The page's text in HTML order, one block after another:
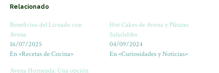
Relacionado
Beneficios del Licuado con
Avena
16/07/2025
En «Recetas de Cocina»
Hot Cakes de Avena y Plátano
Saludables
04/09/2024
En «Curiosidades y Noticias»
Avena Horneada: Una opción